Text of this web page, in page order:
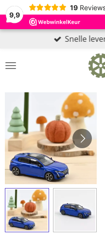
9,9
19
Snelle